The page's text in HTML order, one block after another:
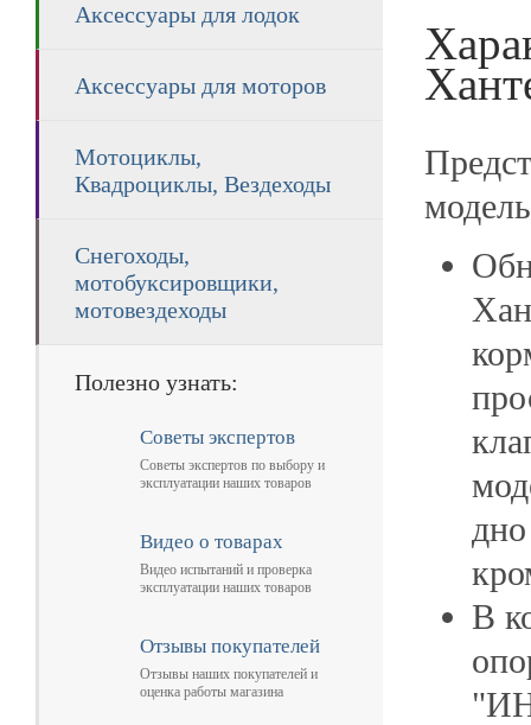
Аксессуары для лодок
Аксессуары для моторов
Мотоциклы,
Квадроциклы, Вездеходы
Снегоходы,
мотобуксировщики,
мотовездеходы
Полезно узнать:
Советы экспертов
Советы экспертов по выбору и
эксплуатации наших товаров
Видео о товарах
Видео испытаний и проверка
эксплуатации наших товаров
Отзывы покупателей
Отзывы наших покупателей и
оценка работы магазина
В